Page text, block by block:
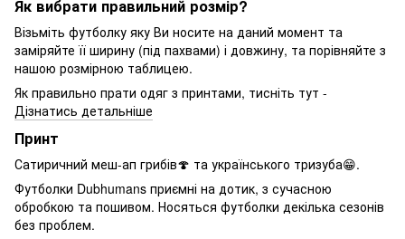
Як вибрати правильний розмір?
Візьміть футболку яку Ви носите на даний момент та
заміряйте її ширину (під пахвами) і довжину, та порівняйте з
нашою розмірною таблицею.
Як правильно прати одяг з принтами, тисніть тут -
Дізнатись детальніше
Принт
Сатиричний меш-ап грибів🍄 та українського тризуба😁.
Футболки Dubhumans приємні на дотик, з сучасною
обробкою та пошивом. Носяться футболки декілька сезонів
без проблем.